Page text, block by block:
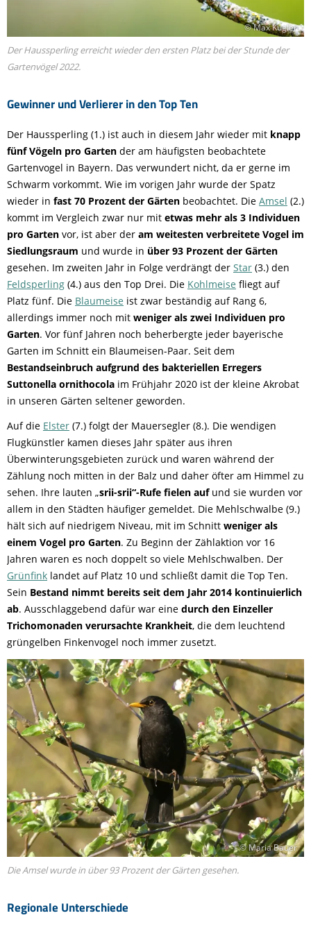
Gewinner und Verlierer in den Top Ten
© Max Kugler
Der Haussperling erreicht wieder den ersten Platz bei der Stunde der
Gartenvögel 2022.
Der Haussperling (1.) ist auch in diesem Jahr wieder mit knapp
fünf Vögeln pro Garten der am häufigsten beobachtete
Gartenvogel in Bayern. Das verwundert nicht, da er gerne im
Schwarm vorkommt. Wie im vorigen Jahr wurde der Spatz
wieder in fast 70 Prozent der Gärten beobachtet. Die Amsel (2.)
kommt im Vergleich zwar nur mit etwas mehr als 3 Individuen
pro Garten vor, ist aber der am weitesten verbreitete Vogel im
Siedlungsraum und wurde in über 93 Prozent der Gärten
gesehen. Im zweiten Jahr in Folge verdrängt der Star (3.) den
Feldsperling (4.) aus den Top Drei. Die Kohlmeise fliegt auf
Platz fünf. Die Blaumeise ist zwar beständig auf Rang 6,
allerdings immer noch mit weniger als zwei Individuen pro
Garten. Vor fünf Jahren noch beherbergte jeder bayerische
Garten im Schnitt ein Blaumeisen-Paar. Seit dem
Bestandseinbruch aufgrund des bakteriellen Erregers
Suttonella ornithocola im Frühjahr 2020 ist der kleine Akrobat
in unseren Gärten seltener geworden.
Auf die Elster (7.) folgt der Mauersegler (8.). Die wendigen
Flugkünstler kamen dieses Jahr später aus ihren
Überwinterungsgebieten zurück und waren während der
Zählung noch mitten in der Balz und daher öfter am Himmel zu
sehen. Ihre lauten „srii-srii“-Rufe fielen aufund sie wurden vor
allem in den Städten häufiger gemeldet. Die Mehlschwalbe (9.)
hält sich auf niedrigem Niveau, mit im Schnitt weniger als
einem Vogel pro Garten. Zu Beginn der Zählaktion vor 16
Jahren waren es noch doppelt so viele Mehlschwalben. Der
Grünfink landet auf Platz 10 und schließt damit die Top Ten.
Sein Bestand nimmt bereits seit dem Jahr 2014 kontinuierlich
ab. Ausschlaggebend dafür war eine durch den Einzeller
Trichomonaden verursachte Krankheit, die dem leuchtend
grüngelben Finkenvogel noch immer zusetzt.
Regionale Unterschiede
© Maria Bauer
Die Amsel wurde in über 93 Prozent der Gärten gesehen.